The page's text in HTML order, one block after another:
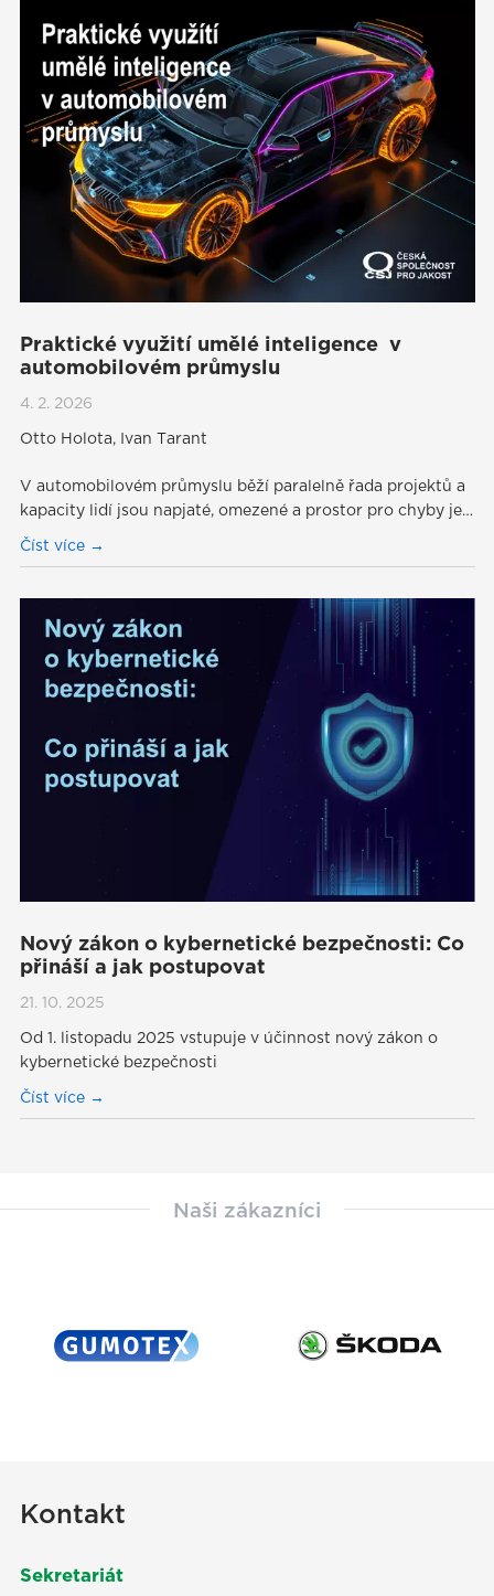
Praktické využití umělé inteligence v
automobilovém průmyslu
4. 2. 2026
Otto Holota, Ivan Tarant
V automobilovém průmyslu běží paralelně řada projektů a
kapacity lidí jsou napjaté, omezené a prostor pro chyby je…
Číst více
Nový zákon o kybernetické bezpečnosti: Co
přináší a jak postupovat
21. 10. 2025
Od 1. listopadu 2025 vstupuje v účinnost nový zákon o
kybernetické bezpečnosti
Číst více
Naši zákazníci
Kontakt
Sekretariát